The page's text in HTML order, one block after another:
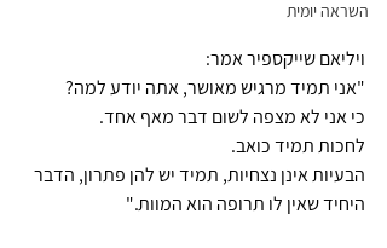
השראה יומית
ויליאם שייקספיר אמר:
"אני תמיד מרגיש מאושר, אתה יודע למה?
כי אני לא מצפה לשום דבר מאף אחד.
לחכות תמיד כואב.
הבעיות אינן נצחיות, תמיד יש להן פתרון, הדבר
היחיד שאין לו תרופה הוא המוות."